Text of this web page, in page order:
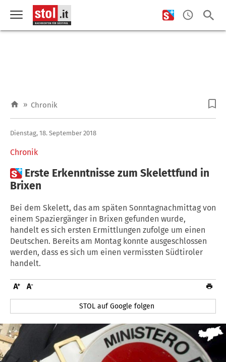
» Chronik
Chronik
Dienstag, 18. September 2018
 Erste Erkenntnisse zum Skelettfund in
Brixen
Bei dem Skelett, das am späten Sonntagnachmittag von
einem Spaziergänger in Brixen gefunden wurde,
handelt es sich ersten Ermittlungen zufolge um einen
Deutschen. Bereits am Montag konnte ausgeschlossen
werden, dass es sich um einen vermissten Südtiroler
handelt.
STOL auf Google folgen